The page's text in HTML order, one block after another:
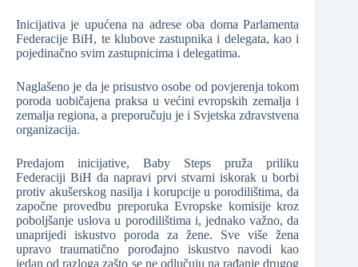
Inicijativa je upućena na adrese oba doma Parlamenta
Federacije BiH, te klubove zastupnika i delegata, kao i
pojedinačno svim zastupnicima i delegatima.
Naglašeno je da je prisustvo osobe od povjerenja tokom
poroda uobičajena praksa u većini evropskih zemalja i
zemalja regiona, a preporučuju je i Svjetska zdravstvena
organizacija.
Predajom inicijative, Baby Steps pruža priliku
Federaciji BiH da napravi prvi stvarni iskorak u borbi
protiv akušerskog nasilja i korupcije u porodilištima, da
započne provedbu preporuka Evropske komisije kroz
poboljšanje uslova u porodilištima i, jednako važno, da
unaprijedi iskustvo poroda za žene. Sve više žena
upravo traumatično porođajno iskustvo navodi kao
jedan od razloga zašto se ne odlučuju na rađanje drugog